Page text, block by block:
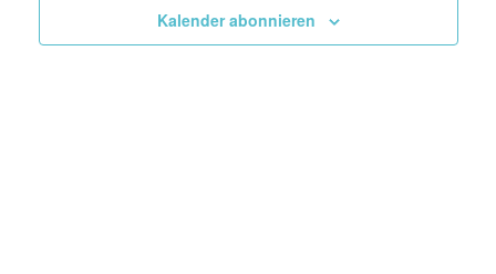
Kalender abonnieren